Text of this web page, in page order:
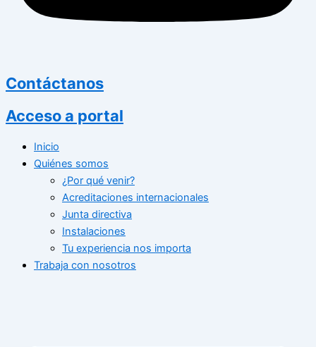
Contáctanos
Acceso a portal
Inicio
Quiénes somos
¿Por qué venir?
Acreditaciones internacionales
Junta directiva
Instalaciones
Tu experiencia nos importa
Trabaja con nosotros